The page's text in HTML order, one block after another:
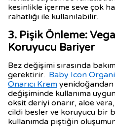
kesinlikle içerme seve çok
rahatlığı ile kullanılabilir.
3. Pişik Önleme:
Koruyucu Bariyer
Bez değişimi sırasında
gerektirir. Baby Icon
Onarıcı Krem
değişiminde kullanıma
oksit deriyi onarır, aloe
cildi besler ve koruyucu bir
kullanımda piştiğin